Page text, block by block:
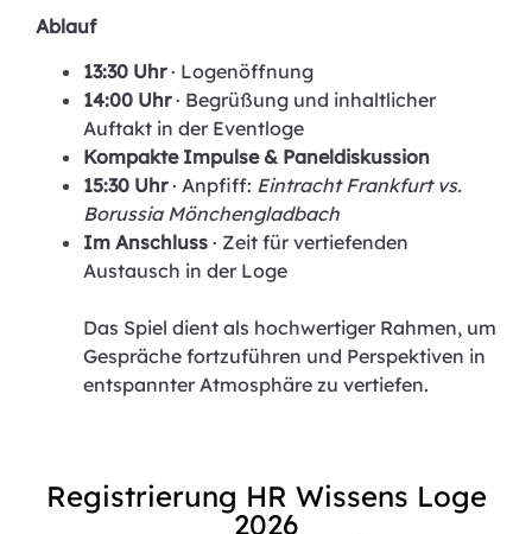
Ablauf
13:30 Uhr· Logenöffnung
14:00 Uhr· Begrüßung und inhaltlicher
Auftakt in der Eventloge
Kompakte Impulse & Paneldiskussion
15:30 Uhr· Anpfiff: Eintracht Frankfurt vs.
Borussia Mönchengladbach
Im Anschluss · Zeit für vertiefenden
Austausch in der Loge
Das Spiel dient als hochwertiger Rahmen, um
Gespräche fortzuführen und Perspektiven in
entspannter Atmosphäre zu vertiefen.
Registrierung HR Wissens Loge
2026